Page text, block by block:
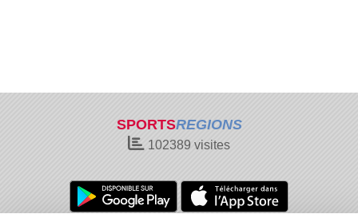
SPORTSREGIONS
102389 visites